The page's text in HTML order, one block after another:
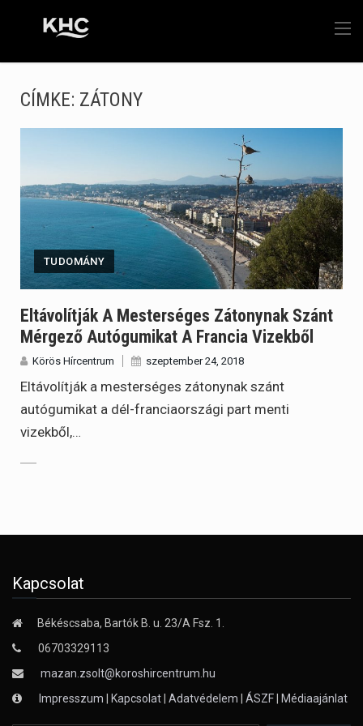
CÍMKE: ZÁTONY
TUDOMÁNY
Eltávolítják A Mesterséges Zátonynak Szánt
Mérgező Autógumikat A Francia Vizekből
Körös Hírcentrum szeptember 24, 2018
Eltávolítják a mesterséges zátonynak szánt
autógumikat a dél-franciaországi part menti
vizekből,…
Kapcsolat
Békéscsaba, Bartók B. u. 23/A Fsz. 1.
06703329113
mazan.zsolt@koroshircentrum.hu
Impresszum
Kapcsolat Adatvédelem ÁSZF Médiaajánlat